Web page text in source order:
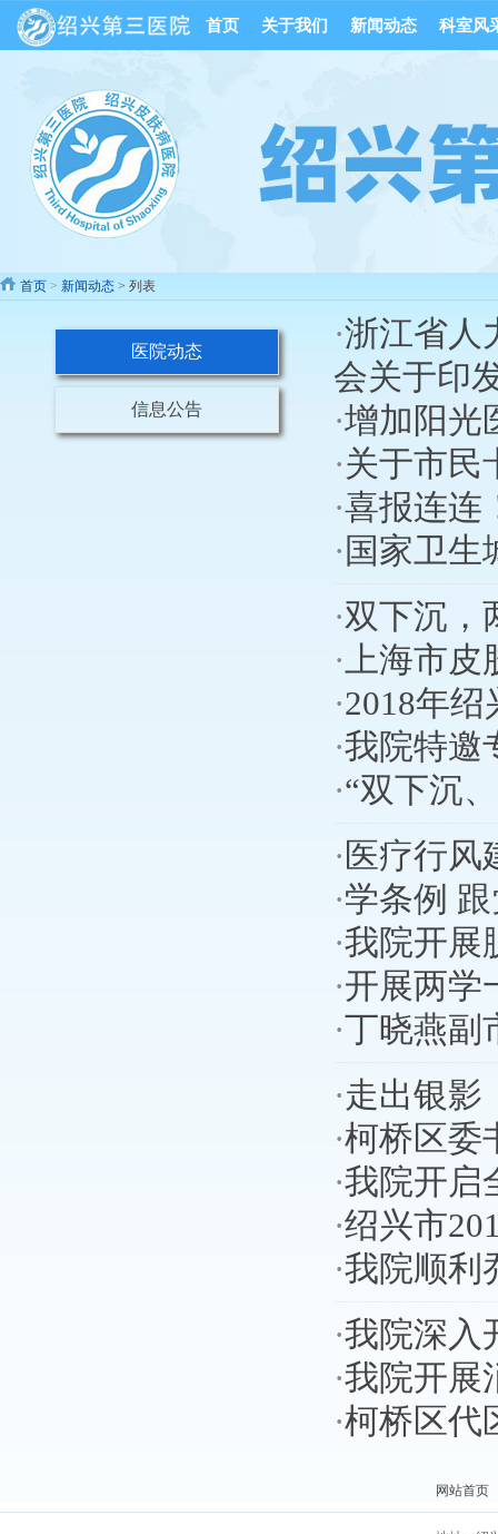
首页 关于我们 新闻动态 科室风
首页 > 新闻动态 > 列表
医院动态
信息公告
·浙江省人
会关于印
·增加阳光
·关于市民
·喜报连连
· 国家卫生
·双下沉，
·上海市皮
·2018年
·我院特邀
·“双下沉
· 医疗行风
·学条例
·我院开展
·开展两学
·丁晓燕副
·走出银影
·柯桥区委
·我院开启
·绍兴市
·我院顺利
·我院深入
·我院开展
·柯桥区代
网站首页